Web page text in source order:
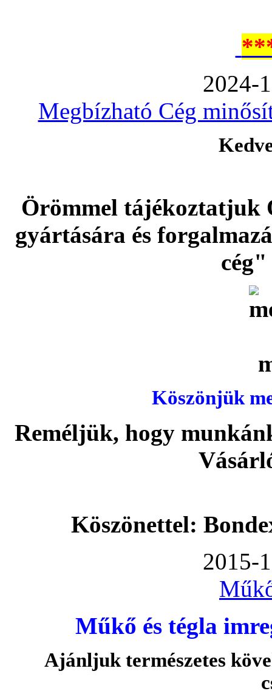
2024-
Megbízható Cég
Örömmel tájékoztatjuk
gyártására és
Köszönjük
Reméljük, hogy
Köszönettel:
2015-
Műkő és tégla
Ajánljuk természetes